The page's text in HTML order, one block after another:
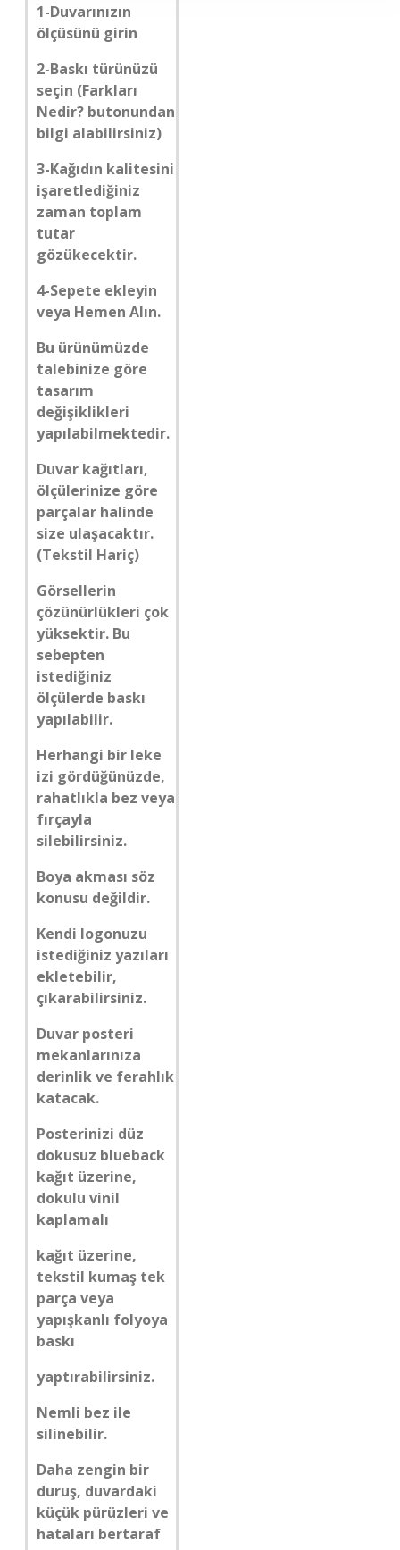
1-Duvarınızın
ölçüsünü girin
2-Baskı türünüzü
seçin (Farkları
Nedir? butonundan
bilgi alabilirsiniz)
3-Kağıdın kalitesini
işaretlediğiniz
zaman toplam
tutar
gözükecektir.
4-Sepete ekleyin
veya Hemen Alın.
Bu ürünümüzde
talebinize göre
tasarım
değişiklikleri
yapılabilmektedir.
Duvar kağıtları,
ölçülerinize göre
parçalar halinde
size ulaşacaktır.
(Tekstil Hariç)
Görsellerin
çözünürlükleri çok
yüksektir. Bu
sebepten
istediğiniz
ölçülerde baskı
yapılabilir.
Herhangi bir leke
izi gördüğünüzde,
rahatlıkla bez veya
fırçayla
silebilirsiniz.
Boya akması söz
konusu değildir.
Kendi logonuzu
istediğiniz yazıları
ekletebilir,
çıkarabilirsiniz.
Duvar posteri
mekanlarınıza
derinlik ve ferahlık
katacak.
Posterinizi düz
dokusuz blueback
kağıt üzerine,
dokulu vinil
kaplamalı
kağıt üzerine,
tekstil kumaş tek
parça veya
yapışkanlı folyoya
baskı
yaptırabilirsiniz.
Nemli bez ile
silinebilir.
Daha zengin bir
duruş, duvardaki
küçük pürüzleri ve
hataları bertaraf